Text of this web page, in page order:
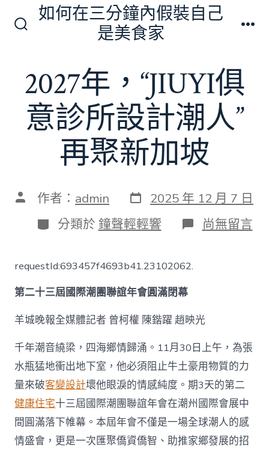
換
開
關
如何在三分鐘內假裝自己
是美食家
2027年，“JIUYI俱
意診所設計潮人”
再聚新加坡
文 作者： admin 發
表
日
期
2025 年 12 月 7 日
分
類
分類於 鐘聲輕輕響 在
〈2027
設
潮
人”
再
聚
新
加
坡〉
中
尚無留言
requestId:693457f4693b41.23102062.
第二十三屆國際潮團聯誼年會圓滿閉幕
羊城晚報全媒體記者 曾柯權 陳鍇躍 趙映光
千年潮音繞梁，四海鄉情歸涌。11月30日上午，為張
水瓶猛地衝出地下室，他必須阻止牛土豪用物質的力
量來破客變設計壞他眼淚的情感純度。期3天的第二
健康住宅十三屆國際潮團聯誼年會在潮州國際會展中
間圓滿落下帷幕。本屆年會不僅是一場全球潮人的感
情盛會，更是一次匯聚僑資僑智、助推家鄉發展的招